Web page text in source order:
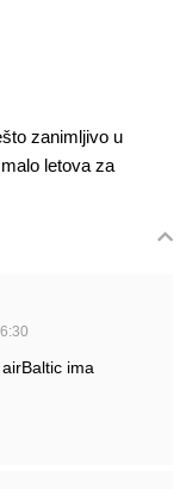
zanimljivo u
letova za
ima